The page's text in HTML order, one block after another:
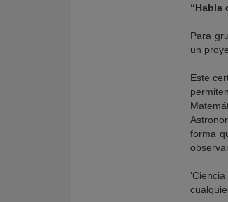
“Habla
Para
un
Este
forma